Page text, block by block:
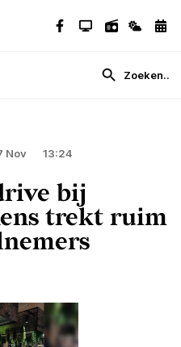
Nov 13:24
bij
trekt ruim